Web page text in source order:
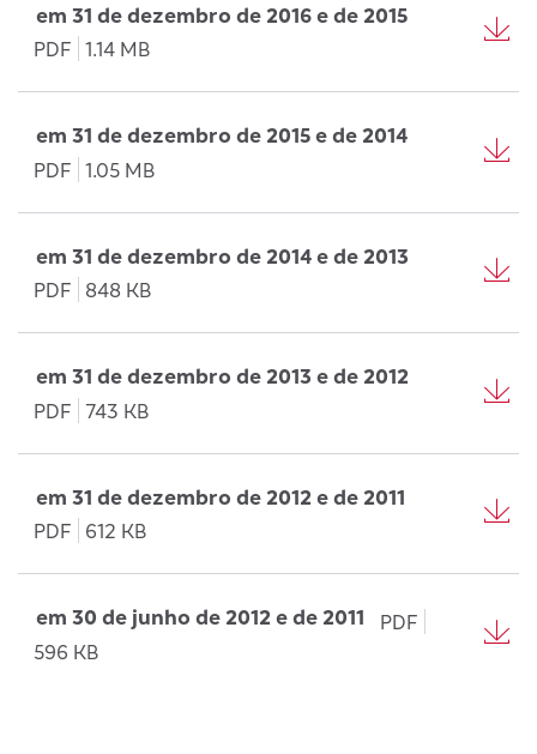
em 31 de dezembro de 2016 e de 2015
PDF 1.14 MB
em 31 de dezembro de 2015 e de 2014
PDF 1.05 MB
em 31 de dezembro de 2014 e de 2013
PDF
848 KB
em 31 de dezembro de 2013 e de 2012
PDF 743 KB
em 31 de dezembro de 2012 e de 2011
PDF
612 KB
em 30 de junho de 2012 e de 2011
PDF
596 KB